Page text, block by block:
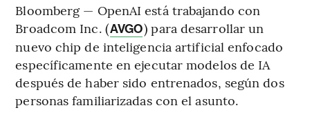
Bloomberg — OpenAI está trabajando con
Broadcom Inc. (AVGO) para desarrollar un
nuevo chip de inteligencia artificial enfocado
específicamente en ejecutar modelos de IA
después de haber sido entrenados, según dos
personas familiarizadas con el asunto.